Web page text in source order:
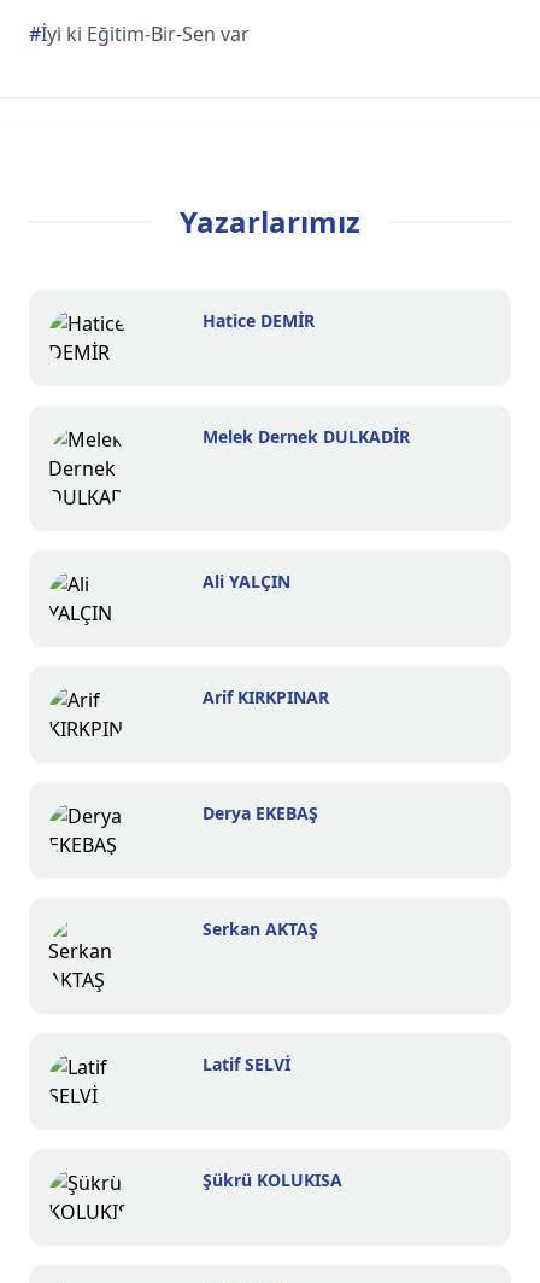
#İyi ki Eğitim-Bir-Sen var
Yazarlarımız
Hatice DEMİR
Melek Dernek DULKADİR
Ali YALÇIN
Arif KIRKPINAR
Derya EKEBAŞ
Serkan AKTAŞ
Latif SELVİ
Şükrü KOLUKISA